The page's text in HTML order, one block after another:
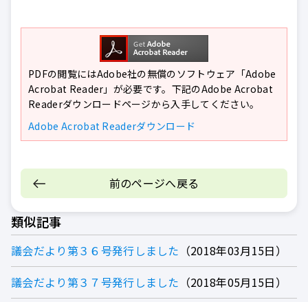
PDFの閲覧にはAdobe社の無償のソフトウェア「Adobe
Acrobat Reader」が必要です。下記のAdobe Acrobat
Readerダウンロードページから入手してください。
Adobe Acrobat Readerダウンロード
前のページへ戻る
類似記事
議会だより第３６号発行しました
2018年03月15日
議会だより第３７号発行しました
2018年05月15日